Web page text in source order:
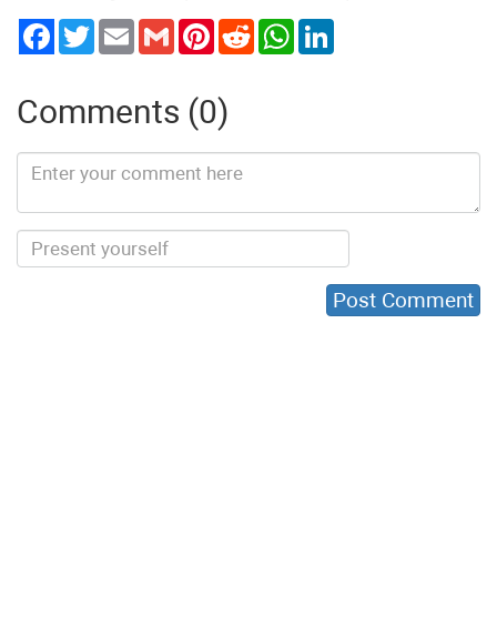
TwitterEmail Gmail PinterestReddit WhatsApp
Comments (0)